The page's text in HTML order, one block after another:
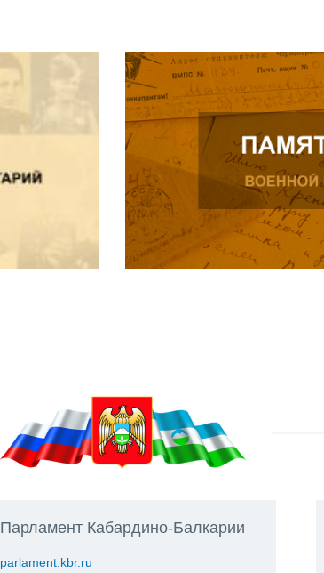
Парламент Кабардино-Балкарии
parlament.kbr.ru